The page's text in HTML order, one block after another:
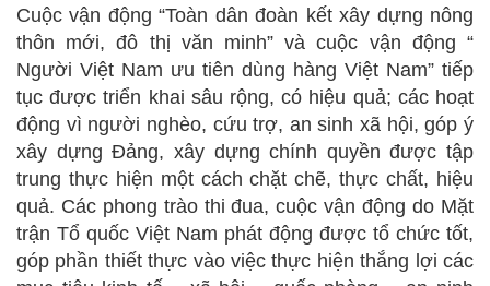
Cuộc vận động “Toàn dân đoàn kết xây dựng nông
thôn mới, đô thị văn minh” và cuộc vận động “
Người Việt Nam ưu tiên dùng hàng Việt Nam” tiếp
tục được triển khai sâu rộng, có hiệu quả; các hoạt
động vì người nghèo, cứu trợ, an sinh xã hội, góp ý
xây dựng Đảng, xây dựng chính quyền được tập
trung thực hiện một cách chặt chẽ, thực chất, hiệu
quả. Các phong trào thi đua, cuộc vận động do Mặt
trận Tổ quốc Việt Nam phát động được tổ chức tốt,
góp phần thiết thực vào việc thực hiện thắng lợi các